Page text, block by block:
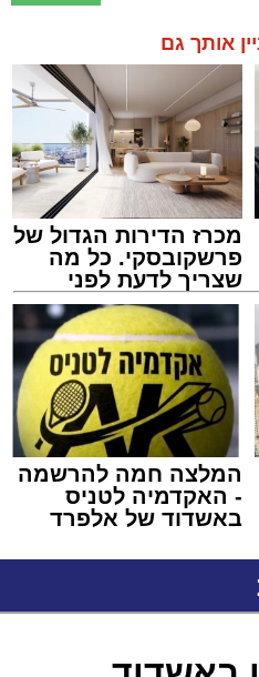
אותך גם
מכרז הדירות הגדול של
פרשקובסקי. כל מה
שצריך לדעת לפני
שמגישים הצעה לדירה
באשדוד
המלצה חמה להרשמה
- האקדמיה לטניס
באשדוד של אלפרד